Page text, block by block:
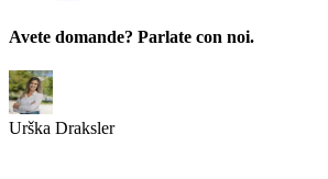
Avete domande? Parlate con noi.
Urška Draksler